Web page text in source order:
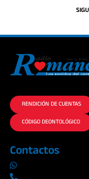
RENDICIÓN DE CUENTAS
CÓDIGO DEONTOLÓGICO
Contactos